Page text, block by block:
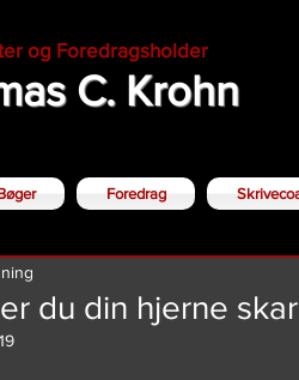
og Foredragsholder
C. Krohn
Foredrag
du din hjerne